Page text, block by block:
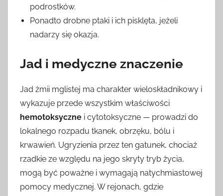
podrostków.
Ponadto drobne ptaki i ich pisklęta, jeżeli
nadarzy się okazja.
Jad i medyczne znaczenie
Jad żmii mglistej ma charakter wieloskładnikowy i
wykazuje przede wszystkim właściwości
hemotoksyczne i cytotoksyczne — prowadzi do
lokalnego rozpadu tkanek, obrzęku, bólu i
krwawień. Ugryzienia przez ten gatunek, chociaż
rzadkie ze względu na jego skryty tryb życia,
mogą być poważne i wymagają natychmiastowej
pomocy medycznej. W rejonach, gdzie